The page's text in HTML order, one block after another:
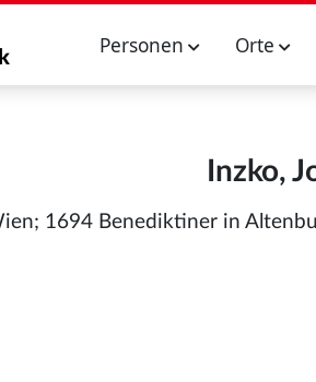
Personen Orte
Inzko,
1694 Benediktiner in